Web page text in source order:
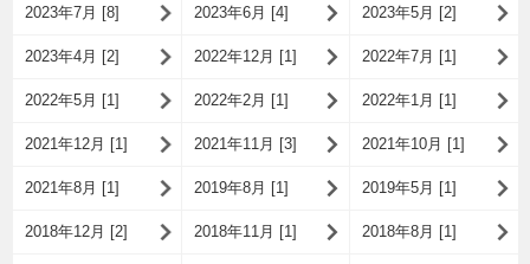
2023年7月 [8] 2023年6月 [4] 2023年5月 [2]
2023年4月 [2] 2022年12月 [1] 2022年7月 [1]
2022年5月 [1] 2022年2月 [1] 2022年1月 [1]
2021年12月 [1] 2021年11月 [3] 2021年10月 [1]
2021年8月 [1] 2019年8月 [1] 2019年5月 [1]
2018年12月 [2] 2018年11月 [1] 2018年8月 [1]